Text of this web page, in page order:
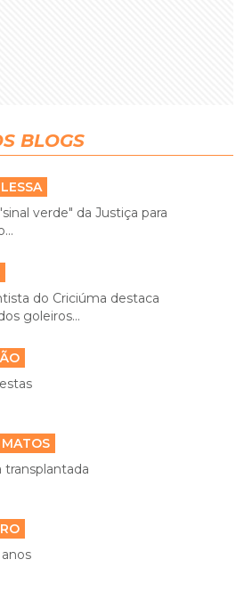
BLOGS
verde" da Justiça para
do Criciúma destaca
goleiros...
transplantada